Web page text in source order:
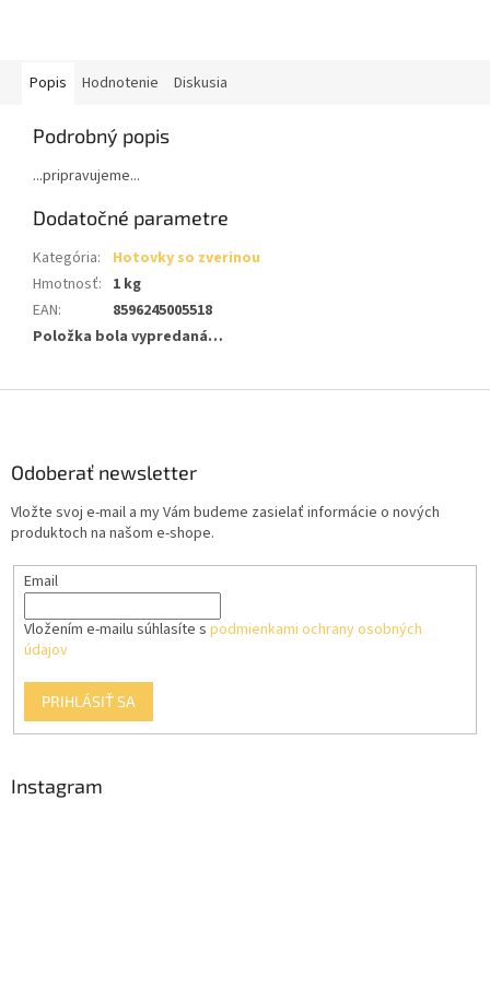
Popis Hodnotenie Diskusia
Podrobný popis
...pripravujeme...
Dodatočné parametre
Kategória:
Hotovky so zverinou
Hmotnosť: 1 kg
EAN:
8596245005518
Položka bola vypredaná…
Odoberať newsletter
Vložte svoj e-mail a my Vám budeme zasielať informácie o nových
produktoch na našom e-shope.
Email
Vložením e-mailu súhlasíte s podmienkami ochrany osobných
údajov
PRIHLÁSIŤ SA
Instagram